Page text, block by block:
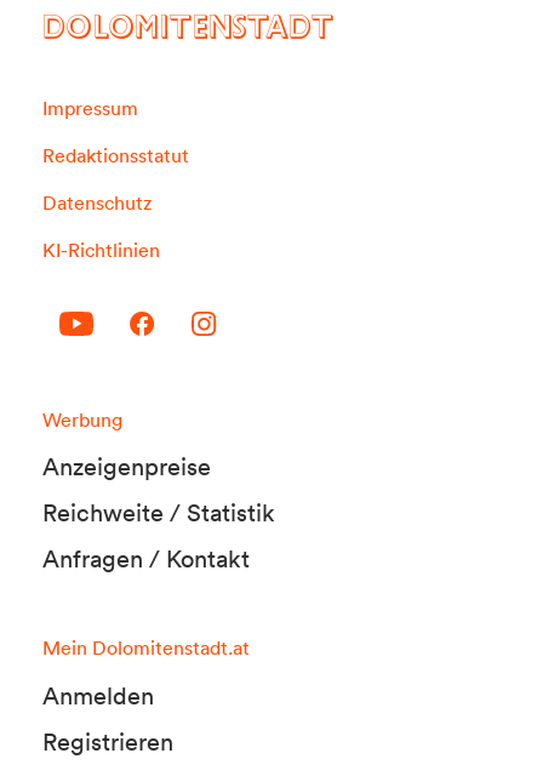
DOLOMITENSTADT
Impressum
Redaktionsstatut
Datenschutz
KI-Richtlinien
Werbung
Anzeigenpreise
Reichweite / Statistik
Anfragen / Kontakt
Mein Dolomitenstadt.at
Anmelden
Registrieren